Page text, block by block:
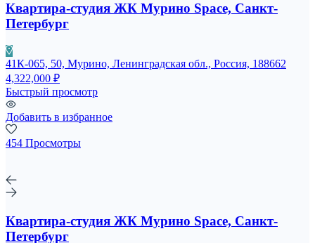
Квартира-студия ЖК Мурино Space, Санкт-
Петербург
41К-065, 50, Мурино, Ленинградская обл., Россия, 188662
4,322,000 ₽
Быстрый просмотр
Добавить в избранное
454 Просмотры
Квартира-студия ЖК Мурино Space, Санкт-
Петербург